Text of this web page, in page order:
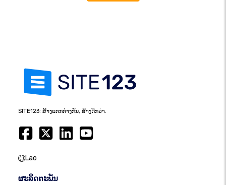
SITE123: ສ້າງແຕກຕ່າງກັນ, ສ້າງດີກວ່າ.
Lao
ຜະລິດຕະພັນ